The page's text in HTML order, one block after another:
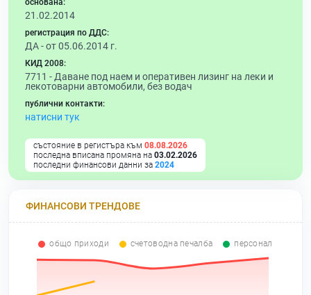
основана:
21.02.2014
регистрация по ДДС:
ДА - от 05.06.2014 г.
КИД 2008:
7711 - Даване под наем и оперативен лизинг на леки и
лекотоварни автомобили, без водач
публични контакти:
натисни тук
състояние в регистъра към 08.08.2026
последна вписана промяна на 03.02.2026
последни финансови данни за 2024
ФИНАНСОВИ ТРЕНДОВЕ
общо приходи счетоводна печалба персонал